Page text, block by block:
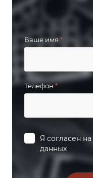
Ваше имя *
Телефон*
Я согласен на
данных